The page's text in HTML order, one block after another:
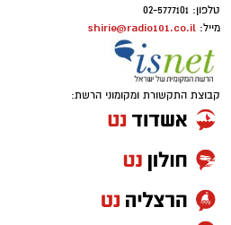
טלפון: 02-5777101
מייל: shirie@radio101.co.il
קבוצת התקשורת ומקומוני הרשת: